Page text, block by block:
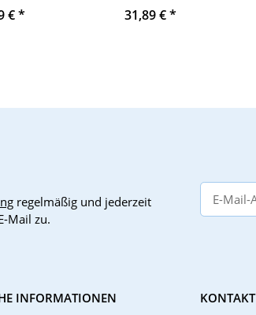
€*
240VAC 1polig
31,89 €*
regelmäßig und jederzeit
Mail zu.
INFORMATIONEN KONTAKT